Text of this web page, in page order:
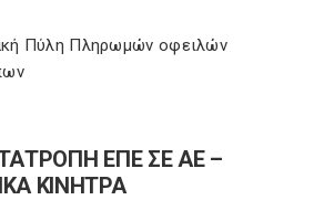
Πύλη Πληρωμών οφειλών
ΕΠΕ ΣΕ ΑΕ –
ΚΙΝΗΤΡΑ